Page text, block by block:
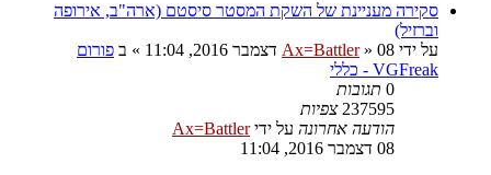
סקירה מעניינת של השקת המסטר סיסטם (ארה"ב, אירופה
וברזיל)
על ידי
Ax=Battler» 08 דצמבר 2016, 11:04 » ב פורום
VGFreak - כללי
0 תגובות
237595 צפיות
הודעה אחרונה על ידיAx=Battler
08 דצמבר 2016, 11:04